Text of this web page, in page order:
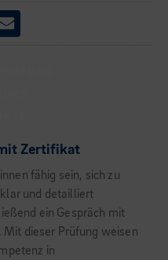
Zertifikat
fähig sein, sich zu
und detailliert
ein Gespräch mit
dieser Prüfung weisen
in